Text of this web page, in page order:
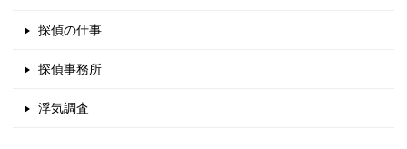
探偵の仕事
探偵事務所
浮気調査